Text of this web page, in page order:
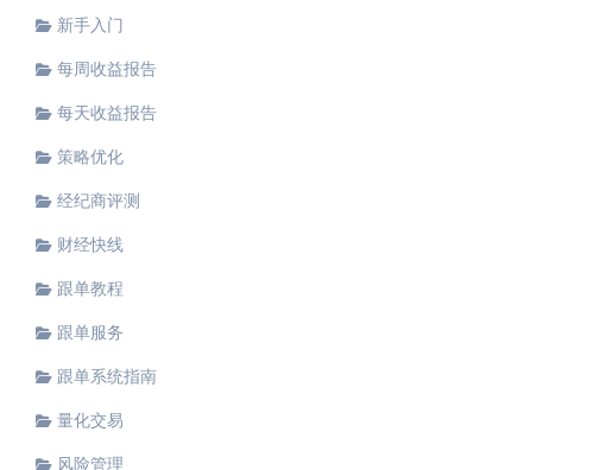
新手入门
每周收益报告
每天收益报告
策略优化
经纪商评测
财经快线
跟单教程
跟单服务
跟单系统指南
量化交易
风险管理